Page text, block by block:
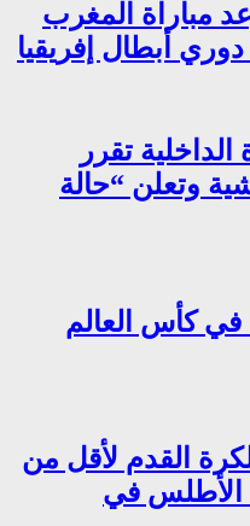
مباراة المغرب
أبطال إفريقيا
وزارة الداخلية تقرر
وتعلن “حالة
في كأس العالم
القدم لأقل من
الأطلس في